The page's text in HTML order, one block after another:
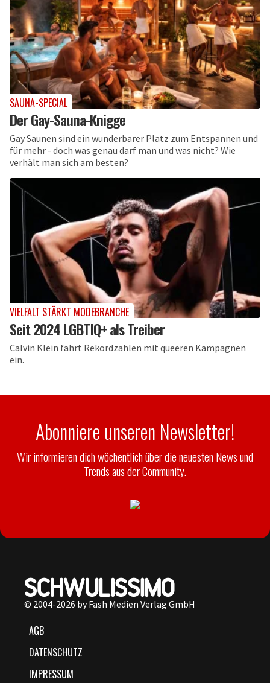
SAUNA-SPECIAL
Der Gay-Sauna-Knigge
Gay Saunen sind ein wunderbarer Platz zum Entspannen und
für mehr - doch was genau darf man und was nicht? Wie
verhält man sich am besten?
VIELFALT STÄRKT MODEBRANCHE
Seit 2024 LGBTIQ+ als Treiber
Calvin Klein fährt Rekordzahlen mit queeren Kampagnen
ein.
Abonniere unseren Newsletter!
Wir informieren dich wöchentlich über die neuesten News und
Trends aus der Community.
© 2004-2026 by Fash Medien Verlag GmbH
AGB
DATENSCHUTZ
IMPRESSUM